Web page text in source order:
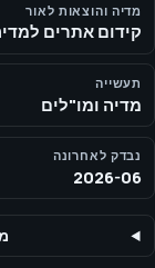
מדיה והוצאות לאור
קידום אתרים
תעשייה
מדיה ומו"לים
נבדק לאחרונה
2026-06